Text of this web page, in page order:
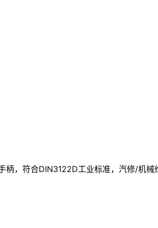
，符合DIN3122D工业标准，汽修/机械